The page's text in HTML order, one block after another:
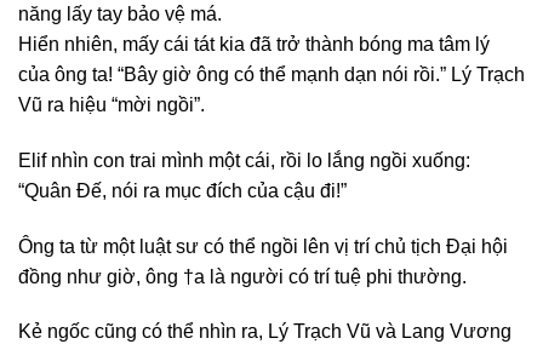
năng lấy tay bảo vệ má.
Hiển nhiên, mấy cái tát kia đã trở thành bóng ma tâm lý
của ông ta! “Bây giờ ông có thể mạnh dạn nói rồi.” Lý Trạch
Vũ ra hiệu “mời ngồi”.
Elif nhìn con trai mình một cái, rồi lo lắng ngồi xuống:
“Quân Đế, nói ra mục đích của cậu đi!”
Ông ta từ một luật sư có thể ngồi lên vị trí chủ tịch Đại hội
đồng như giờ, ông †a là người có trí tuệ phi thường.
Kẻ ngốc cũng có thể nhìn ra, Lý Trạch Vũ và Lang Vương